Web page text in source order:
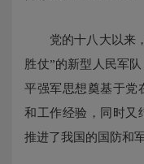
党的十八大以来，
胜仗”的新型人民军
平强军思想奠基于党
和工作经验，同时又
推进了我国的国防和